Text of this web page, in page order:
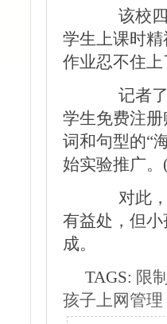
该校四
学生上课时
作业忍不住上
记者了
学生免费注
词和句型的“
始实验推广。
对此，
有益处，但
成。
TAGS: 限
孩子上网管理